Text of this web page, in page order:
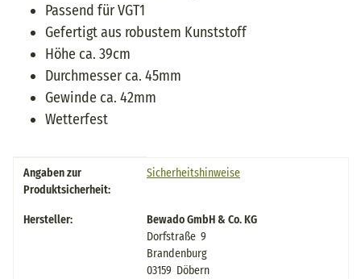
Passend für VGT1
Gefertigt aus robustem Kunststoff
Höhe ca. 39cm
Durchmesser ca. 45mm
Gewinde ca. 42mm
Wetterfest
Produkteigenschaft
Wert
Angaben zur
Produktsicherheit:
Sicherheitshinweise
Hersteller:
Bewado GmbH & Co. KG
Dorfstraße 9
Brandenburg
03159 Döbern